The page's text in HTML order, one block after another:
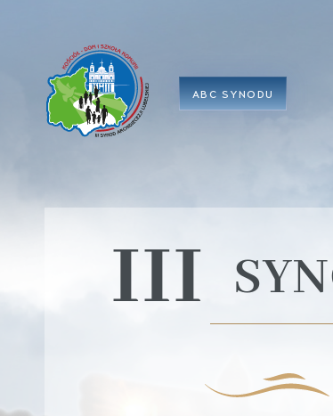
ABC SYNODU
III